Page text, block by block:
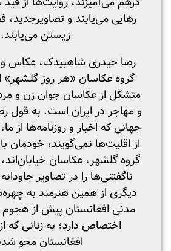
رهایی می‌یابند و تصاویرجدید،
زیستن می‌یابند.
رضا حیدری شاهبیدک، عکاس و
گروه عکاسان «هر روز
متشکل از عکاسان جوان زن و
و مهاجر در ایران است. به قول
جهانی که اخبار و روزنامه‌ها از
از اقلیت‌ها نمی‌گویند، خودمان
گروه گلشهر، عکاسان
ناگفتنی‌ها را در تصاویر
دیگری از همین هنرمند به
مدنی افغانستان پیش از هجوم
اختصاص دارد؛ به زنانی که
افغانستان محو